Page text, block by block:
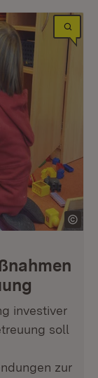
investiver
soll
zur